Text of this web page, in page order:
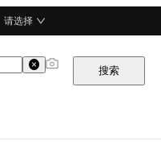
请选择
搜索